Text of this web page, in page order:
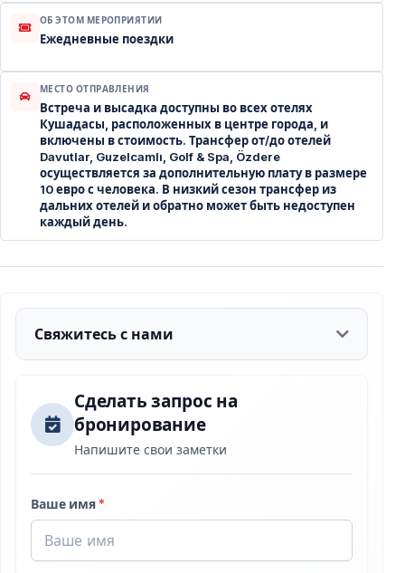
ОБ ЭТОМ МЕРОПРИЯТИИ
Ежедневные поездки
МЕСТО ОТПРАВЛЕНИЯ
Встреча и высадка доступны во всех отелях
Кушадасы, расположенных в центре города, и
включены в стоимость. Трансфер от/до отелей
Davutlar, Guzelcamlı, Golf & Spa, Özdere
осуществляется за дополнительную плату в размере
10 евро с человека. В низкий сезон трансфер из
дальних отелей и обратно может быть недоступен
каждый день.
Свяжитесь с нами
Сделать запрос на
бронирование
Напишите свои заметки
Ваше имя *